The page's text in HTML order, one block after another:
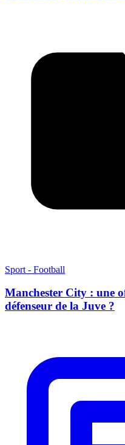
Sport - Football
Manchester City : une
défenseur de la Juve ?